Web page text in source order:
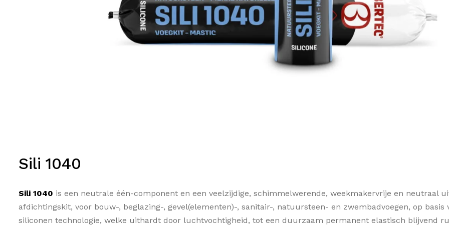
Sili 1040
Sili 1040 is een neutrale één-component en een veelzijdige, schimmelwerende, weekmakervrije en neutraal
afdichtingskit, voor bouw-, beglazing-, gevel(elementen)-, sanitair-, natuursteen- en zwembadvoegen, op basis
siliconen technologie, welke uithardt door luchtvochtigheid, tot een duurzaam permanent elastisch blijvend